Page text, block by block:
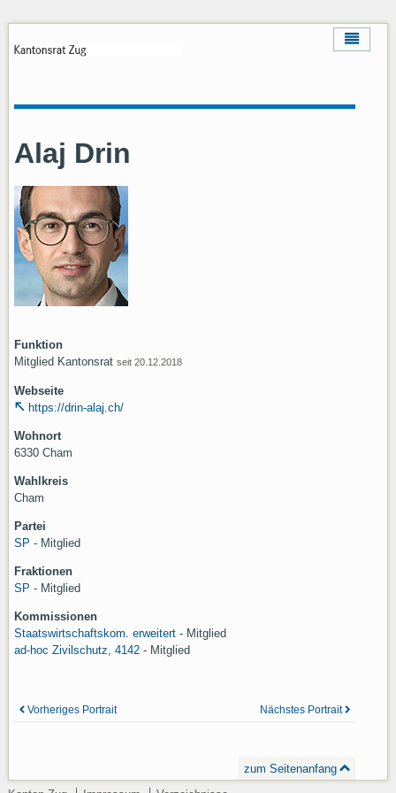
Alaj Drin
Funktion
Mitglied Kantonsrat seit 20.12.2018
Webseite
https://drin-alaj.ch/
Wohnort
6330 Cham
Wahlkreis
Cham
Partei
SP - Mitglied
Fraktionen
SP - Mitglied
Kommissionen
Staatswirtschaftskom. erweitert - Mitglied
ad-hoc Zivilschutz, 4142 - Mitglied
Vorheriges Portrait Nächstes Portrait
zum Seitenanfang